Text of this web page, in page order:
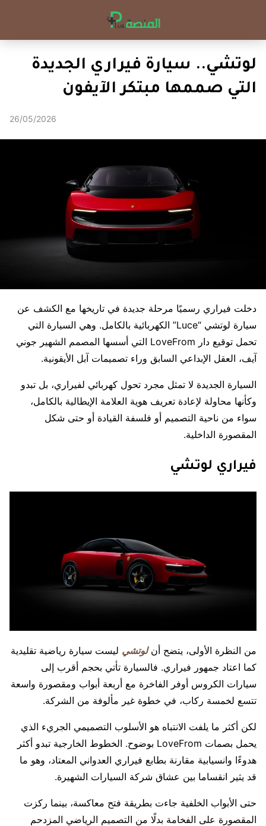
لوتشي.. سيارة فيراري الجديدة
التي صممها مبتكر الآيفون
26/05/2026
دخلت فيراري رسميًا مرحلة جديدة في تاريخها مع الكشف عن
سيارة لوتشي “Luce” الكهربائية بالكامل. وهي السيارة التي
تحمل توقيع دار LoveFrom التي أسسها المصمم الشهير جوني
آيف، العقل الإبداعي السابق وراء تصميمات آبل الأيقونية.
السيارة الجديدة لا تمثل مجرد تحول كهربائي لفيراري، بل تبدو
وكأنها محاولة لإعادة تعريف هوية العلامة الإيطالية بالكامل،
سواء من ناحية التصميم أو فلسفة القيادة أو حتى شكل
المقصورة الداخلية.
فيراري لوتشي
من النظرة الأولى، يتضح أنلوتشي ليست سيارة رياضية تقليدية
كما اعتاد جمهور فيراري. فالسيارة تأتي بحجم أقرب إلى
سيارات الكروس أوفر الفاخرة مع أربعة أبواب ومقصورة واسعة
تتسع لخمسة ركاب، في خطوة غير مألوفة من الشركة.
لكن أكثر ما يلفت الانتباه هو الأسلوب التصميمي الجريء الذي
يحمل بصمات LoveFrom بوضوح. الخطوط الخارجية تبدو أكثر
هدوءًا وانسيابية مقارنة بطابع فيراري العدواني المعتاد، وهو ما
قد يثير انقساما بين عشاق شركة السيارات الشهيرة.
حتى الأبواب الخلفية جاءت بطريقة فتح معاكسة، بينما ركزت
المقصورة على الفخامة بدلًا من التصميم الرياضي المزدحم